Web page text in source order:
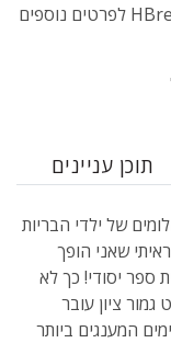
ספרים דיגיטליים נשלחים לאפליקציית HBreader לפרטים נוספים
תוכן עניינים
של ילדי הבריות
שאני הופך
ספר יסודי! כך לא
ציון עובר
המענגים ביותר